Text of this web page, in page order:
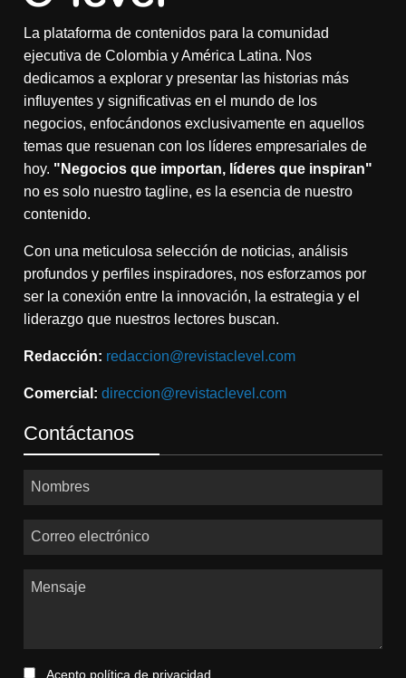
La plataforma de contenidos para la comunidad
ejecutiva de Colombia y América Latina. Nos
dedicamos a explorar y presentar las historias más
influyentes y significativas en el mundo de los
negocios, enfocándonos exclusivamente en aquellos
temas que resuenan con los líderes empresariales de
hoy. "Negocios que importan, líderes que inspiran"
no es solo nuestro tagline, es la esencia de nuestro
contenido.
Con una meticulosa selección de noticias, análisis
profundos y perfiles inspiradores, nos esforzamos por
ser la conexión entre la innovación, la estrategia y el
liderazgo que nuestros lectores buscan.
Redacción: redaccion@revistaclevel.com
Comercial: direccion@revistaclevel.com
Contáctanos
Nombres
Correo electrónico
Mensaje
Acepto política de privacidad